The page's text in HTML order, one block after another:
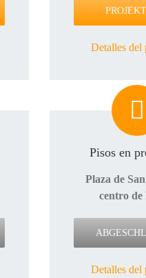
Detalles del
Pisos en
Plaza de
centro de
Detalles del